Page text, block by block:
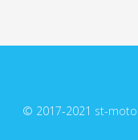
© 2017-2021 st-